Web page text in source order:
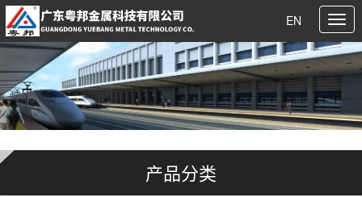
EN
产品分类